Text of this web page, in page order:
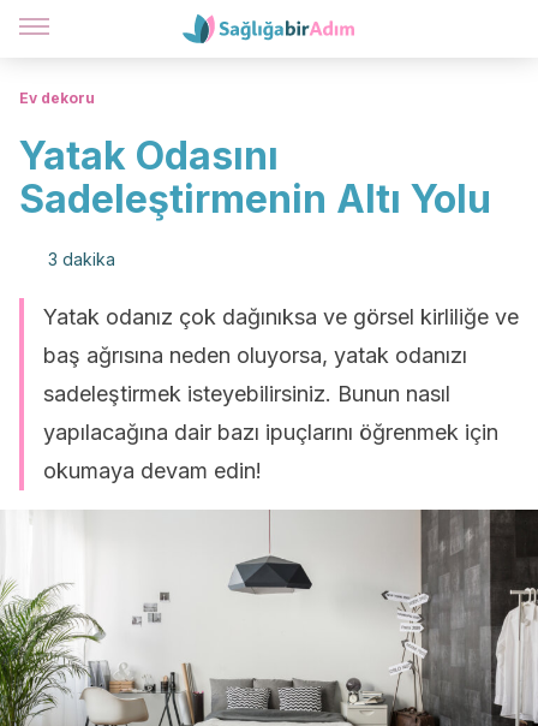
Ev dekoru
Yatak Odasını
Sadeleştirmenin Altı Yolu
3 dakika
Yatak odanız çok dağınıksa ve görsel kirliliğe ve
baş ağrısına neden oluyorsa, yatak odanızı
sadeleştirmek isteyebilirsiniz. Bunun nasıl
yapılacağına dair bazı ipuçlarını öğrenmek için
okumaya devam edin!